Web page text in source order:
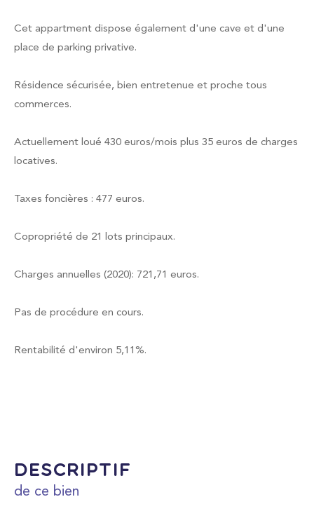
Cet appartment dispose également d'une cave et d'une
place de parking privative.
Résidence sécurisée, bien entretenue et proche tous
commerces.
Actuellement loué 430 euros/mois plus 35 euros de charges
locatives.
Taxes foncières : 477 euros.
Copropriété de 21 lots principaux.
Charges annuelles (2020): 721,71 euros.
Pas de procédure en cours.
Rentabilité d'environ 5,11%.
descriptif
de ce bien